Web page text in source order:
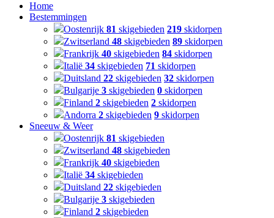
Home
Bestemmingen
Oostenrijk 81 skigebieden 219 skidorpen
Zwitserland 48 skigebieden 89 skidorpen
Frankrijk 40 skigebieden 84 skidorpen
Italië 34 skigebieden 71 skidorpen
Duitsland 22 skigebieden 32 skidorpen
Bulgarije 3 skigebieden 0 skidorpen
Finland 2 skigebieden 2 skidorpen
Andorra 2 skigebieden 9 skidorpen
Sneeuw & Weer
Oostenrijk 81 skigebieden
Zwitserland 48 skigebieden
Frankrijk 40 skigebieden
Italië 34 skigebieden
Duitsland 22 skigebieden
Bulgarije 3 skigebieden
Finland 2 skigebieden